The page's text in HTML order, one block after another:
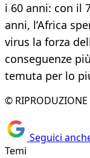
i 60 anni: con il
anni, l’Africa
virus la forza
conseguenze
temuta per lo
© RIPRODUZIONE
Seguici
Temi